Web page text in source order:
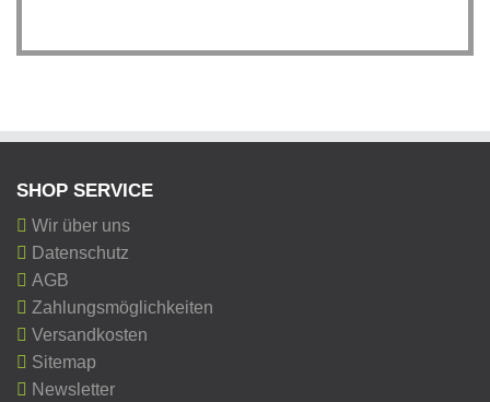
SHOP SERVICE
Wir über uns
Datenschutz
AGB
Zahlungsmöglichkeiten
Versandkosten
Sitemap
Newsletter